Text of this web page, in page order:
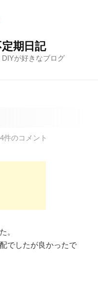
期日記
が好きなブログ
4件のコメント
。
でしたが良かったで